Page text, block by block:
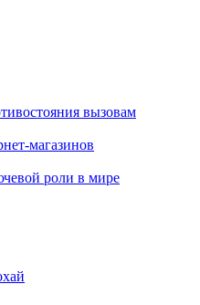
вызовам
магазинов
роли в мире